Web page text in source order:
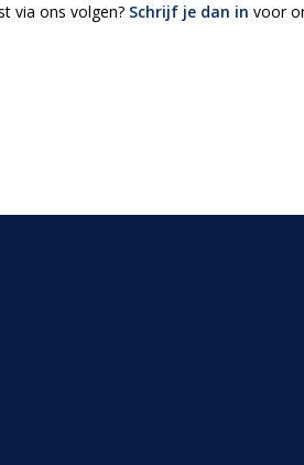
via ons volgen? Schrijf je dan in voor